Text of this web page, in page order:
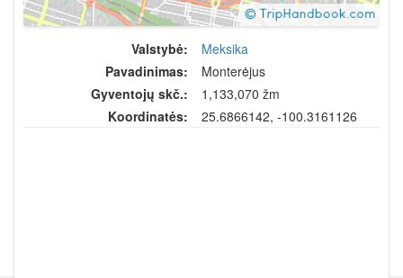
Valstybė:
Meksika
Pavadinimas:
Monterėjus
Gyventojų skč.:
1,133,070 žm
Koordinatės:
25.6866142, -100.3161126